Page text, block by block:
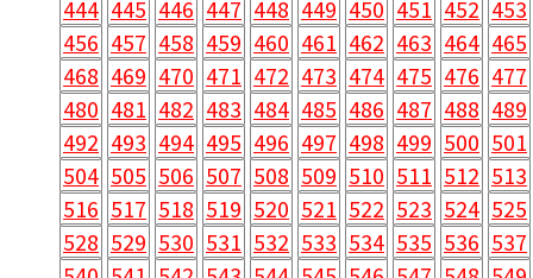
444 445 446 447 448 449 450 451 452 453
456 457 458 459 460 461 462 463 464 465
468 469 470 471 472 473 474 475 476 477
480 481 482 483 484 485 486 487 488 489
492 493 494 495 496 497 498 499 500 501
504 505 506 507 508 509 510 511 512 513
516 517 518 519 520 521 522 523 524 525
528 529 530 531 532 533 534 535 536 537